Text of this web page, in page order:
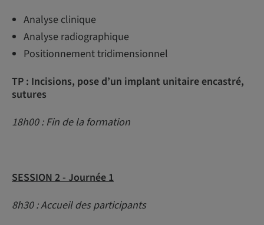
Analyse clinique
Analyse radiographique
Positionnement tridimensionnel
TP : Incisions, pose d’un implant unitaire encastré,
sutures
18h00 : Fin de la formation
SESSION 2 - Journée 1
8h30 : Accueil des participants